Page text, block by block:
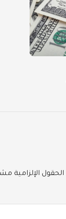
الحقول الإلزامية